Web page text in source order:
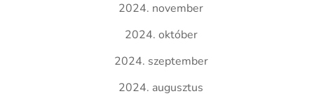
2024. november
2024. október
2024. szeptember
2024. augusztus